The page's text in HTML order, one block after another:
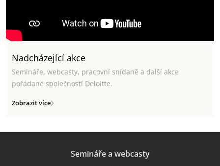
Nadcházející akce
Semináře, webcasty, pracovní snídaně a další akce
pořádané společností Deloitte.
Zobrazit více
Semináře a webcasty